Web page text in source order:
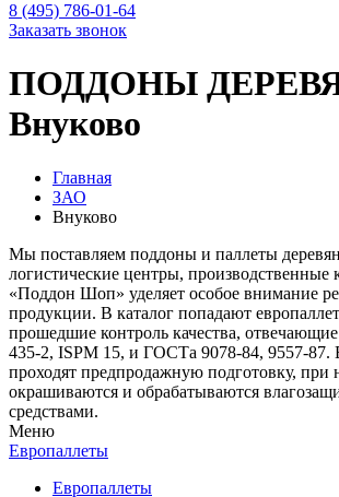
8 (495) 786-01-64
Заказать звонок
ПОДДОНЫ
Внуково
Главная
ЗАО
Внуково
Мы поставляем поддоны и паллеты
логистические центры, производственные
«Поддон Шоп» уделяет особое внимание
продукции. В каталог попадают
прошедшие контроль качества,
435-2, ISPM 15, и ГОСТа 9078-84, 9557-87.
проходят предпродажную подготовку, при
окрашиваются и обрабатываются
средствами.
Меню
Европаллеты
Европаллеты